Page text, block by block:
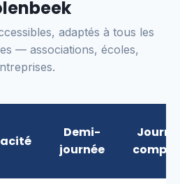
adaptés à tous les
— associations, écoles,
Demi-
journée